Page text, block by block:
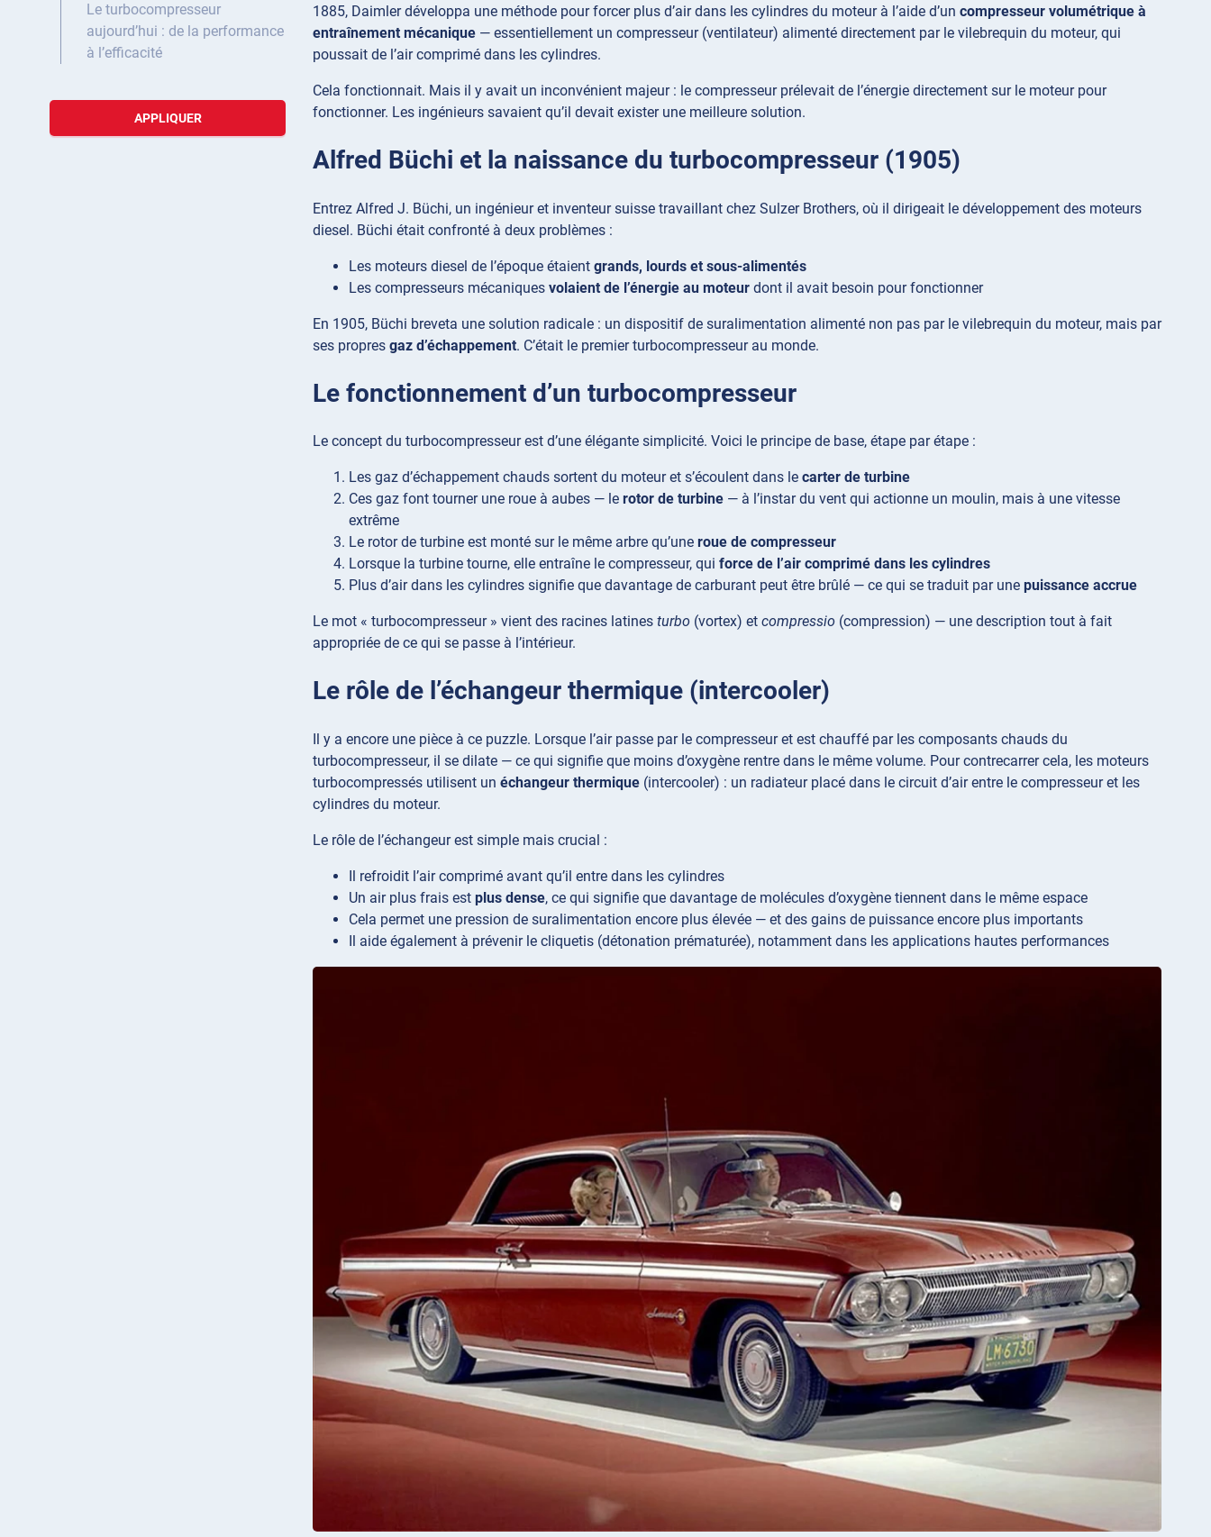
Le turbocompresseur
aujourd’hui : de la performance
à l’efficacité
APPLIQUER
1885, Daimler développa une méthode pour forcer plus d’air dans les cylindres du moteur à l’aide d’un compresseur volumétrique à
entraînement mécanique — essentiellement un compresseur (ventilateur) alimenté directement par le vilebrequin du moteur, qui
poussait de l’air comprimé dans les cylindres.
Cela fonctionnait. Mais il y avait un inconvénient majeur : le compresseur prélevait de l’énergie directement sur le moteur pour
fonctionner. Les ingénieurs savaient qu’il devait exister une meilleure solution.
Alfred Büchi et la naissance du turbocompresseur (1905)
Entrez Alfred J. Büchi, un ingénieur et inventeur suisse travaillant chez Sulzer Brothers, où il dirigeait le développement des moteurs
diesel. Büchi était confronté à deux problèmes :
Les moteurs diesel de l’époque étaient grands, lourds et sous-alimentés
Les compresseurs mécaniques volaient de l’énergie au moteur dont il avait besoin pour fonctionner
En 1905, Büchi breveta une solution radicale : un dispositif de suralimentation alimenté non pas par le vilebrequin du moteur, mais par
ses propres gaz d’échappement. C’était le premier turbocompresseur au monde.
Le fonctionnement d’un turbocompresseur
Le concept du turbocompresseur est d’une élégante simplicité. Voici le principe de base, étape par étape :
Les gaz d’échappement chauds sortent du moteur et s’écoulent dans le carter de turbine
Ces gaz font tourner une roue à aubes — le rotor de turbine — à l’instar du vent qui actionne un moulin, mais à une vitesse
extrême
Le rotor de turbine est monté sur le même arbre qu’une roue de compresseur
Lorsque la turbine tourne, elle entraîne le compresseur, qui force de l’air comprimé dans les cylindres
Plus d’air dans les cylindres signifie que davantage de carburant peut être brûlé — ce qui se traduit par une puissance accrue
Le mot « turbocompresseur » vient des racines latines turbo (vortex) et compressio (compression) — une description tout à fait
appropriée de ce qui se passe à l’intérieur.
Le rôle de l’échangeur thermique (intercooler)
Il y a encore une pièce à ce puzzle. Lorsque l’air passe par le compresseur et est chauffé par les composants chauds du
turbocompresseur, il se dilate — ce qui signifie que moins d’oxygène rentre dans le même volume. Pour contrecarrer cela, les moteurs
turbocompressés utilisent un échangeur thermique (intercooler) : un radiateur placé dans le circuit d’air entre le compresseur et les
cylindres du moteur.
Le rôle de l’échangeur est simple mais crucial :
Il refroidit l’air comprimé avant qu’il entre dans les cylindres
Un air plus frais est plus dense, ce qui signifie que davantage de molécules d’oxygène tiennent dans le même espace
Cela permet une pression de suralimentation encore plus élevée — et des gains de puissance encore plus importants
Il aide également à prévenir le cliquetis (détonation prématurée), notamment dans les applications hautes performances